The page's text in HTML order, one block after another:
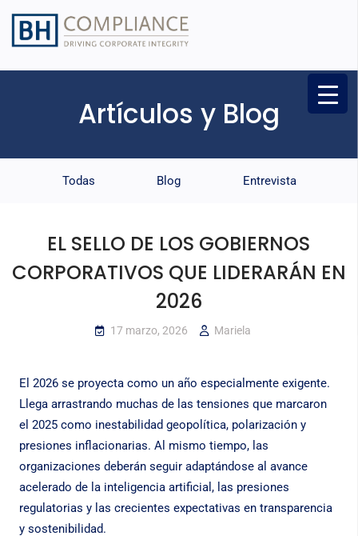
Artículos y Blog
Todas Blog Entrevista
EL SELLO DE LOS GOBIERNOS
CORPORATIVOS QUE LIDERARÁN EN
2026
17 marzo, 2026 Mariela
El 2026 se proyecta como un año especialmente exigente.
Llega arrastrando muchas de las tensiones que marcaron
el 2025 como inestabilidad geopolítica, polarización y
presiones inflacionarias. Al mismo tiempo, las
organizaciones deberán seguir adaptándose al avance
acelerado de la inteligencia artificial, las presiones
regulatorias y las crecientes expectativas en transparencia
y sostenibilidad.